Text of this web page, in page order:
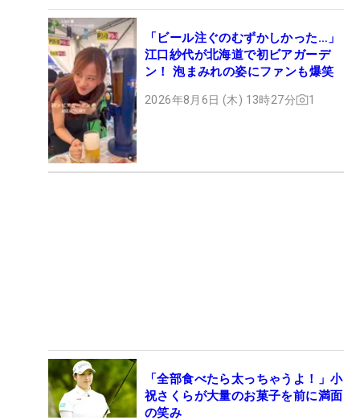
「ビール注ぐのむずかしかった…」
江口紗代が北海道で初ビアガーデ
ン！ 泡まみれの姿にファンも爆笑
2026年8月6日 (木) 13時27分 1
「全部食べたら太っちゃうよ！」小
祝さくらが大量のお菓子を前に満面
の笑み